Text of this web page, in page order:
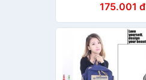
175.001 đ